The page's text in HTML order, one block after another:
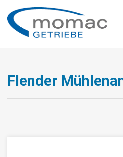
Flender